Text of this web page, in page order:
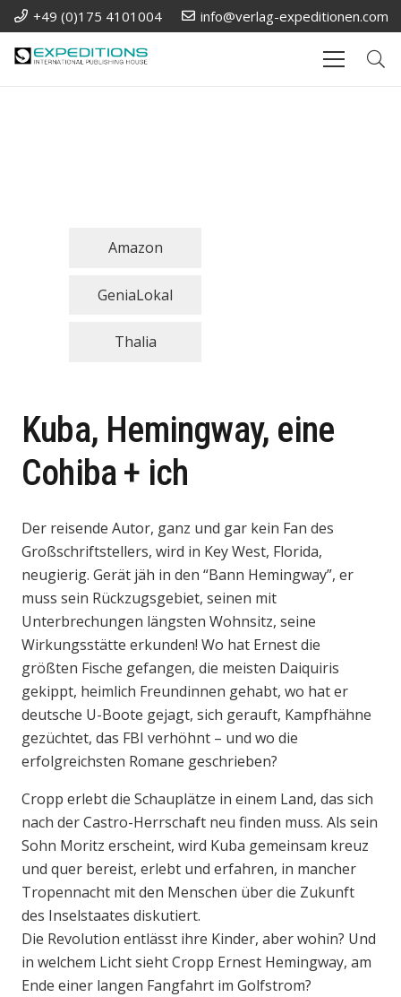
+49 (0)175 4101004 info@verlag-expeditionen.com
Amazon
GeniaLokal
Thalia
Kuba, Hemingway, eine
Cohiba + ich
Der reisende Autor, ganz und gar kein Fan des
Großschriftstellers, wird in Key West, Florida,
neugierig. Gerät jäh in den “Bann Hemingway”, er
muss sein Rückzugsgebiet, seinen mit
Unterbrechungen längsten Wohnsitz, seine
Wirkungsstätte erkunden! Wo hat Ernest die
größten Fische gefangen, die meisten Daiquiris
gekippt, heimlich Freundinnen gehabt, wo hat er
deutsche U-Boote gejagt, sich gerauft, Kampfhähne
gezüchtet, das FBI verhöhnt – und wo die
erfolgreichsten Romane geschrieben?
Cropp erlebt die Schauplätze in einem Land, das sich
nach der Castro-Herrschaft neu finden muss. Als sein
Sohn Moritz erscheint, wird Kuba gemeinsam kreuz
und quer bereist, erlebt und erfahren, in mancher
Tropennacht mit den Menschen über die Zukunft
des Inselstaates diskutiert.
Die Revolution entlässt ihre Kinder, aber wohin? Und
in welchem Licht sieht Cropp Ernest Hemingway, am
Ende einer langen Fangfahrt im Golfstrom?